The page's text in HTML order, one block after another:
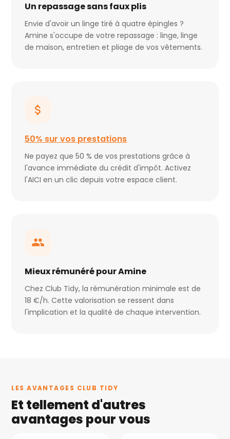
Un repassage sans faux plis
Envie d'avoir un linge tiré à quatre épingles ?
Amine s'occupe de votre repassage : linge, linge
de maison, entretien et pliage de vos vêtements.
50% sur vos prestations
Ne payez que 50 % de vos prestations grâce à
l'avance immédiate du crédit d'impôt. Activez
l'AICI en un clic depuis votre espace client.
Mieux rémunéré pour Amine
Chez Club Tidy, la rémunération minimale est de
18 €/h. Cette valorisation se ressent dans
l'implication et la qualité de chaque intervention.
LES AVANTAGES CLUB TIDY
Et tellement d'autres
avantages pour vous